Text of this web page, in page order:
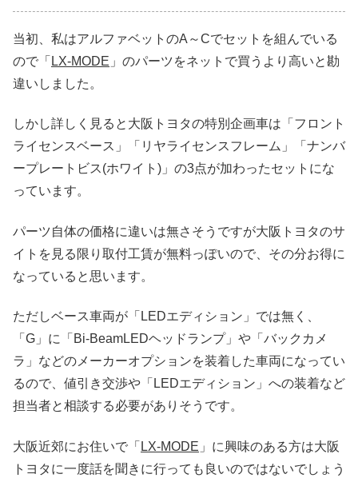
当初、私はアルファベットのA～Cでセットを組んでいる
ので「 LX-MODE 」のパーツをネットで買うより高いと勘
違いしました。
しかし詳しく見ると大阪トヨタの特別企画車は「フロント
ライセンスベース」「リヤライセンスフレーム」「ナンバ
ープレートビス(ホワイト)」の3点が加わったセットにな
っています。
パーツ自体の価格に違いは無さそうですが大阪トヨタのサ
イトを見る限り取付工賃が無料っぽいので、その分お得に
なっていると思います。
ただしベース車両が「LEDエディション」では無く、
「G」に「Bi-BeamLEDヘッドランプ」や「バックカメ
ラ」などのメーカーオプションを装着した車両になってい
るので、値引き交渉や「LEDエディション」への装着など
担当者と相談する必要がありそうです。
大阪近郊にお住いで「 LX-MODE 」に興味のある方は大阪
トヨタに一度話を聞きに行っても良いのではないでしょう